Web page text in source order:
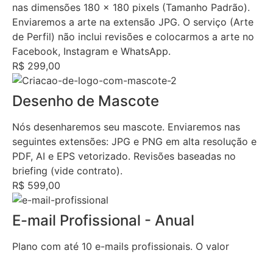
nas dimensões 180 x 180 pixels (Tamanho Padrão).
Enviaremos a arte na extensão JPG. O serviço (Arte
de Perfil) não inclui revisões e colocarmos a arte no
Facebook, Instagram e WhatsApp.
R$ 299,00
Desenho de Mascote
Nós desenharemos seu mascote. Enviaremos nas
seguintes extensões: JPG e PNG em alta resolução e
PDF, AI e EPS vetorizado. Revisões baseadas no
briefing (vide contrato).
R$ 599,00
E-mail Profissional - Anual
Plano com até 10 e-mails profissionais. O valor